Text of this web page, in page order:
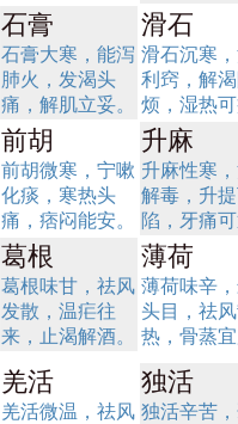
石膏
石膏大寒，能泻
肺火，发渴头
痛，解肌立妥。
滑石
滑石沉寒
利窍，解
烦，湿热
前胡
前胡微寒，宁嗽
化痰，寒热头
痛，痞闷能安。
升麻
升麻性寒
解毒，升
陷，牙痛
葛根
葛根味甘，祛风
发散，温疟往
来，止渴解酒。
薄荷
薄荷味辛
头目，祛
热，骨蒸
羌活
羌活微温，祛风
独活
独活辛苦